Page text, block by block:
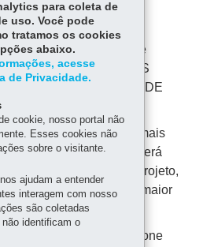
DE VAGAS POR
POR FAIXA
bem como os critérios de
no ANEXO I – DOS
A ANÁLISE TÉCNICA E DE
da área escolhida.
projeto se enquadre em mais
o Agente Cultural deverá
preponderante do projeto,
que corresponde à maior
previstas no projeto.
o Agente Cultural selecione
para coleta de
uso. Você pode
tratamos os cookies
abaixo.
acesse
de Privacidade.
cookie, nosso portal não
Esses cookies não
sobre o visitante.
ajudam a entender
interagem com nosso
são coletadas
identificam o